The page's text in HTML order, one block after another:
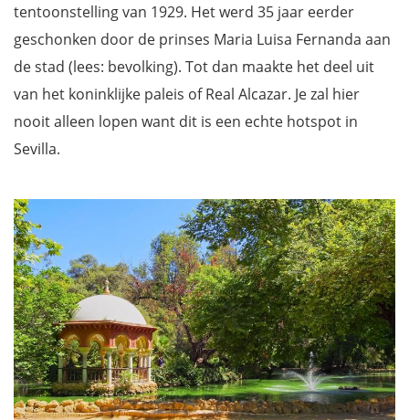
tentoonstelling van 1929. Het werd 35 jaar eerder
geschonken door de prinses Maria Luisa Fernanda aan
de stad (lees: bevolking). Tot dan maakte het deel uit
van het koninklijke paleis of Real Alcazar. Je zal hier
nooit alleen lopen want dit is een echte hotspot in
Sevilla.